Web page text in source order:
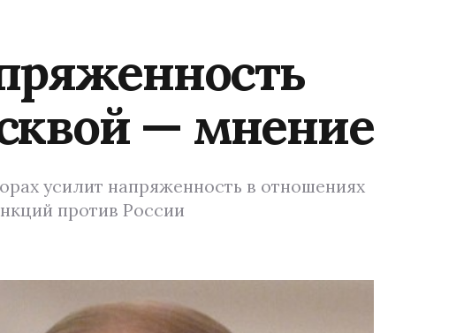
— мнение
усилит напряженность в отношениях
против России